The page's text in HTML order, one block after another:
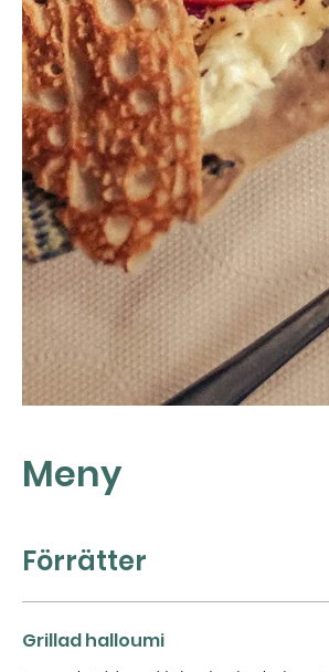
Meny
Förrätter
Grillad halloumi